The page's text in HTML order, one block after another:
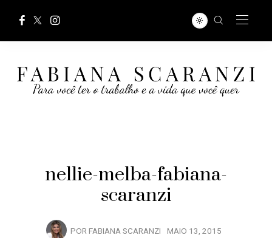
nellie-melba-fabiana-
scaranzi
POR FABIANA SCARANZI MAIO 13, 2015